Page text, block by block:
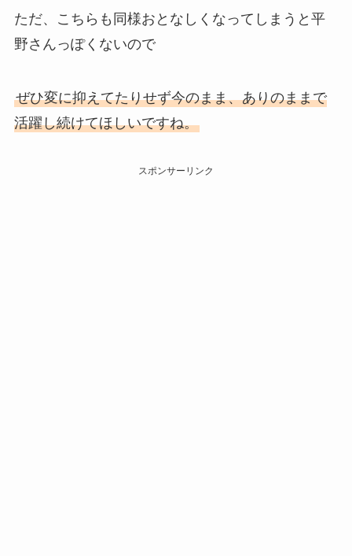
ただ、こちらも同様おとなしくなってしまうと平
野さんっぽくないので
ぜひ変に抑えてたりせず今のまま、ありのままで
活躍し続けてほしいですね。
スポンサーリンク